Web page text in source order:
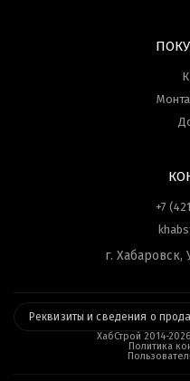
+7
г. Хабаровск,
Реквизиты и сведения о
ХабСтрой 2014-2026
Политика